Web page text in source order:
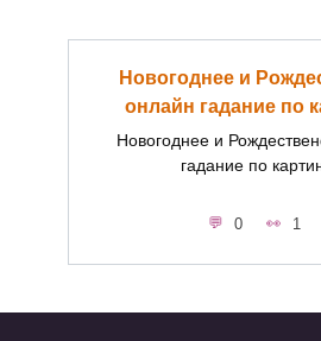
Новогоднее и
онлайн гадание по
Новогоднее и
гадание по
0 1